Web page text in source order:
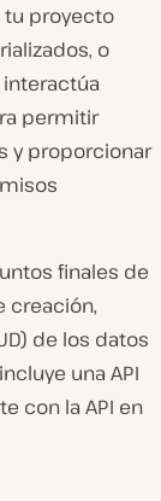
tu proyecto
o
interactúa
permitir
y proporcionar
finales de
creación,
de los datos
una API
con la API en